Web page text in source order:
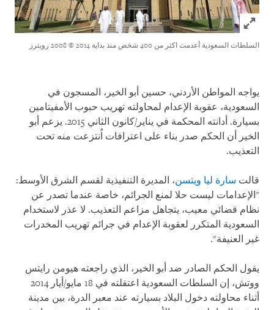
Click to expand Image
السلطات السعودية أعدمت اكثر من 400 شخص منذ بداية 2014 © 2008 رويترز
يواجه المواطن الأردني، حسين أبو الخير، المسجون في
السعودية، عقوبة الإعدام لمحاولته تهريب حبوب الأمفيتامين
بسيارة. أدانته المحكمة في يناير/كانون الثاني 2015. يزعم أبو
الخير أن الحكم صدر بناء على اعترافات اُنتزعت منه تحت
التعذيب.
قالت سارة ليا ويتسن، المديرة التنفيذية لقسم الشرق الأوسط:
"الإعدامات ليست حلا لمنع الجرائم، خاصة عندما تصدر عن
نظام قضائي معيب، يتجاهل مزاعم التعذيب. لا عذر لاستخدام
السعودية المتكرر لعقوبة الإعدام في جرائم تهريب المخدرات
غير العنيفة".
يقول الحكم الصادر ضد أبو الخير، الذي راجعته هيومن رايتس
ووتش، إن السلطات السعودية اعتقلته في 18 مايو/أيار 2014
أثناء محاولته دخول البلاد بسيارته عند معبر الدرة، بين مدينة